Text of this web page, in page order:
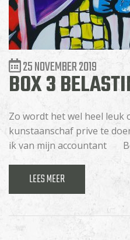
25 NOVEMBER 2019
BOX 3
Zo wordt het wel heel leuk
kunstaanschaf prive te
ik van mijn accountant
LEES MEER